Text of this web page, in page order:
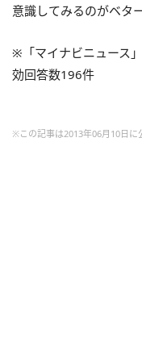
意識してみるのがベタ
※「マイナビニュース
効回答数196件
※この記事は2013年06月10日に